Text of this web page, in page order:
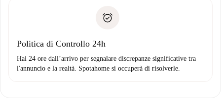
Domiciliazione del pagamento
solo se non segnali problemi.
Politica di Controllo 24h
Hai 24 ore dall’arrivo per segnalare discrepanze significative tra
l'annuncio e la realtà. Spotahome si occuperà di risolverle.